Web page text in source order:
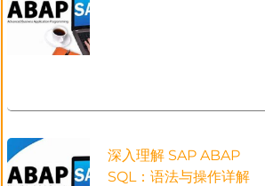
深入理解 SAP ABAP
SQL：语法与操作详解